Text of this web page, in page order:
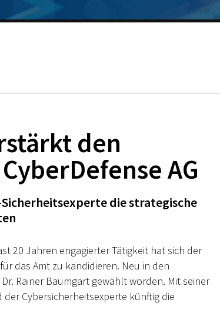
den
AG
die strategische
20 Jahren engagierter Tätigkeit hat sich der
das Amt zu kandidieren. Neu in den
Rainer Baumgart gewählt worden. Mit seiner
Cybersicherheitsexperte künftig die